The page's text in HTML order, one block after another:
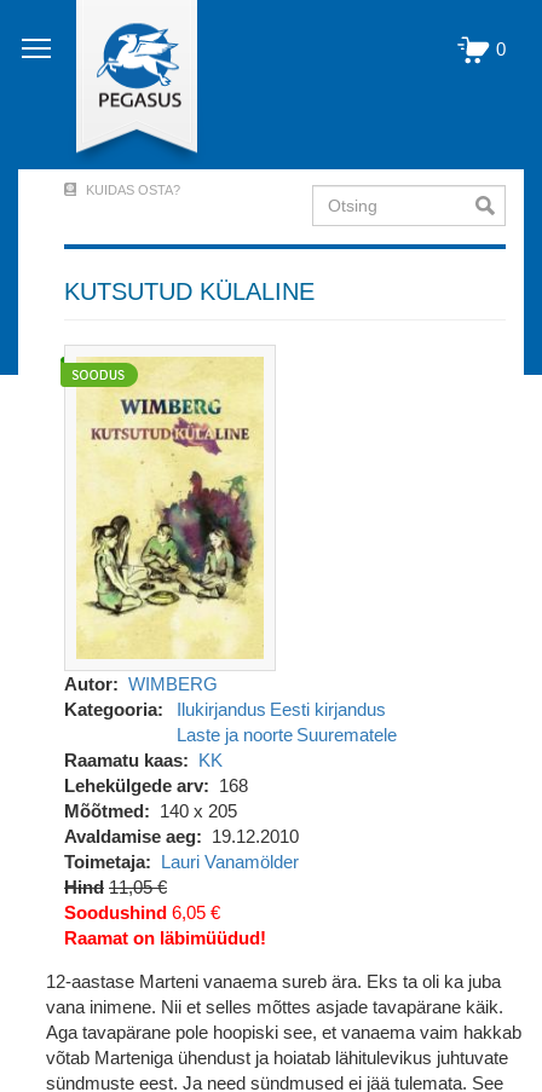
edasi
põhisisu
0
Account
Menu
out)
KUIDAS OSTA? Otsing
KUTSUTUD KÜLALINE
Autor
WIMBERG
Kategooria
Ilukirjandus Eesti kirjandus
Laste ja noorte Suurematele
Raamatu kaas
KK
Lehekülgede arv
168
Mõõtmed
140 x 205
Avaldamise aeg
19.12.2010
Toimetaja
Lauri Vanamölder
Hind 11,05 €
Soodushind 6,05 €
Raamat on läbimüüdud!
12-aastase Marteni vanaema sureb ära. Eks ta oli ka juba
vana inimene. Nii et selles mõttes asjade tavapärane käik.
Aga tavapärane pole hoopiski see, et vanaema vaim hakkab
võtab Marteniga ühendust ja hoiatab lähitulevikus juhtuvate
sündmuste eest. Ja need sündmused ei jää tulemata. See